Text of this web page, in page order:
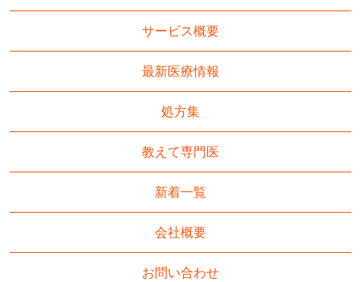
サービス概要
最新医療情報
処方集
教えて専門医
新着一覧
会社概要
お問い合わせ